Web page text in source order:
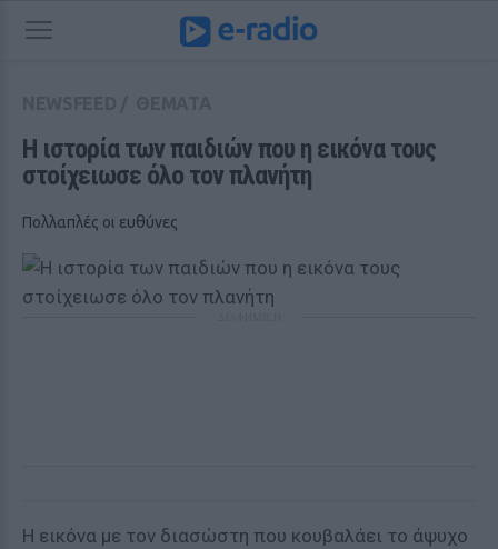
Η ιστορία των παιδιών που η εικόνα τους
στοίχειωσε όλο τον πλανήτη
Πολλαπλές οι ευθύνες
Η εικόνα με τον διασώστη που κουβαλάει το άψυχο